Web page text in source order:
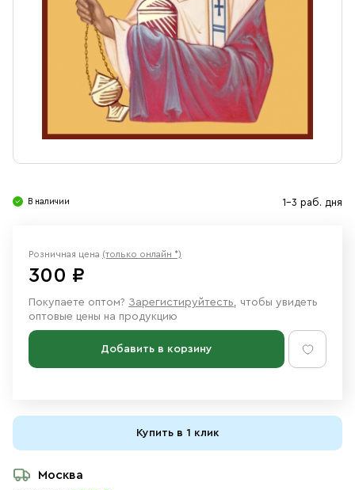
Ювелирные изделия
В наличии 1-3 раб. дня
Розничная цена (только онлайн *)
300 ₽
Покупаете оптом? Зарегистируйтесть, чтобы увидеть
оптовые цены на продукцию
Добавить в корзину
Купить в 1 клик
Москва